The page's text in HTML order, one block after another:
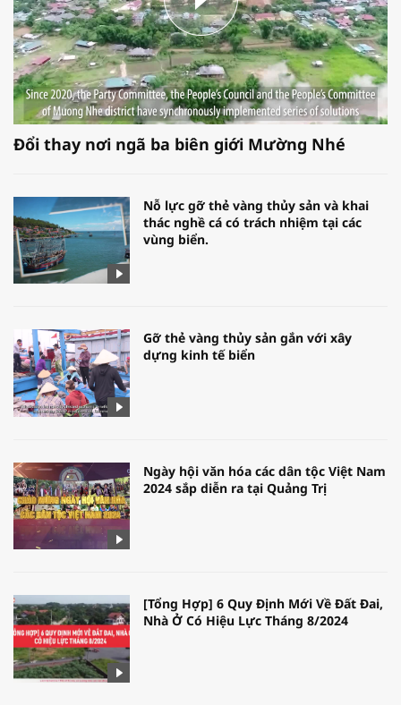
Đổi thay nơi ngã ba biên giới Mường Nhé
Nỗ lực gỡ thẻ vàng thủy sản và khai
thác nghề cá có trách nhiệm tại các
vùng biển.
Gỡ thẻ vàng thủy sản gắn với xây
dựng kinh tế biển
Ngày hội văn hóa các dân tộc Việt Nam
2024 sắp diễn ra tại Quảng Trị
[Tổng Hợp] 6 Quy Định Mới Về Đất Đai,
Nhà Ở Có Hiệu Lực Tháng 8/2024